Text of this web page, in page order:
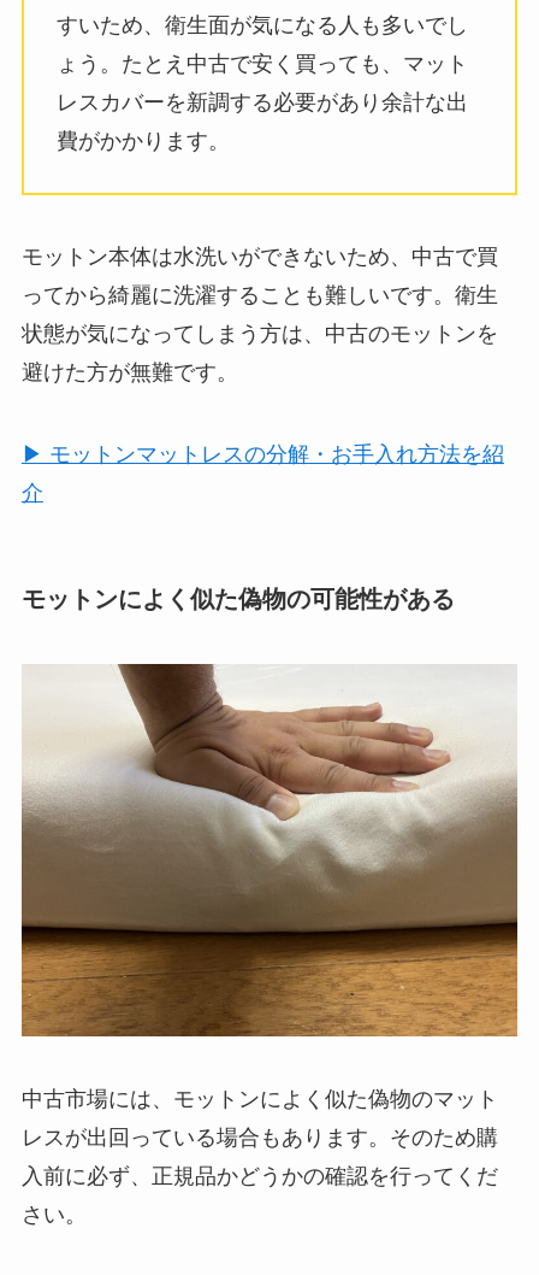
すいため、衛生面が気になる人も多いでし
ょう。たとえ中古で安く買っても、マット
レスカバーを新調する必要があり余計な出
費がかかります。
モットン本体は水洗いができないため、中古で買
ってから綺麗に洗濯することも難しいです。衛生
状態が気になってしまう方は、中古のモットンを
避けた方が無難です。
▶ モットンマットレスの分解・お手入れ方法を紹
介
モットンによく似た偽物の可能性がある
中古市場には、モットンによく似た偽物のマット
レスが出回っている場合もあります。そのため購
入前に必ず、正規品かどうかの確認を行ってくだ
さい。